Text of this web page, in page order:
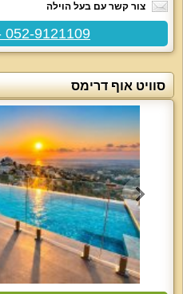
צור קשר עם בעל הוילה
052-9121109 - מרכז הזמנות
סוויט אוף דרימס